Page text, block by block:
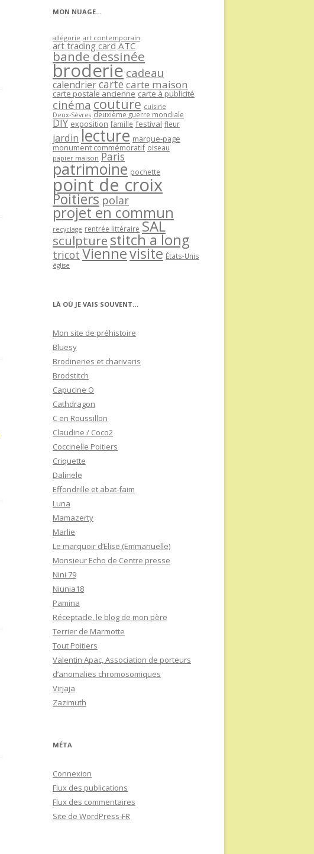
MON NUAGE…
allégorie art contemporain
art trading card ATC
bande dessinée
broderie cadeau
calendriercartecarte maison
carte postale ancienne carte à publicité
cinéma couture cuisine
Deux-Sèvres deuxième guerre mondiale
DIY exposition famille festival fleur
jardin lecture marque-page
monument commémoratif oiseau
papier maison Paris
patrimoine pochette
point de croix
Poitiers polar
projet en commun
recyclage rentrée littéraire SAL
sculpture stitch a long
tricot Viennevisite États-Unis
église
LÀ OÙ JE VAIS SOUVENT…
Mon site de préhistoire
Bluesy
Brodineries et charivaris
Brodstitch
Capucine O
Cathdragon
C en Roussillon
Claudine / Coco2
Coccinelle Poitiers
Criquette
Dalinele
Effondrille et abat-faim
Luna
Mamazerty
Marlie
Le marquoir d’Elise (Emmanuelle)
Monsieur Echo de Centre presse
Nini 79
Niunia18
Pamina
Réceptacle, le blog de mon père
Terrier de Marmotte
Tout Poitiers
Valentin Apac, Association de porteurs
d’anomalies chromosomiques
Virjaja
Zazimuth
MÉTA
Connexion
Flux des publications
Flux des commentaires
Site de WordPress-FR